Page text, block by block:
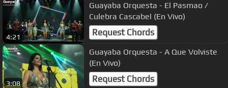
4:21
Guayaba Orquesta - El Pasmao /
Culebra Cascabel (En Vivo)
Request Chords
3:08
Guayaba Orquesta - A Que Volviste
(En Vivo)
Request Chords